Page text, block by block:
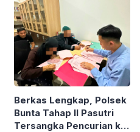
Berkas Lengkap, Polsek
Bunta Tahap II Pasutri
Tersangka Pencurian ke